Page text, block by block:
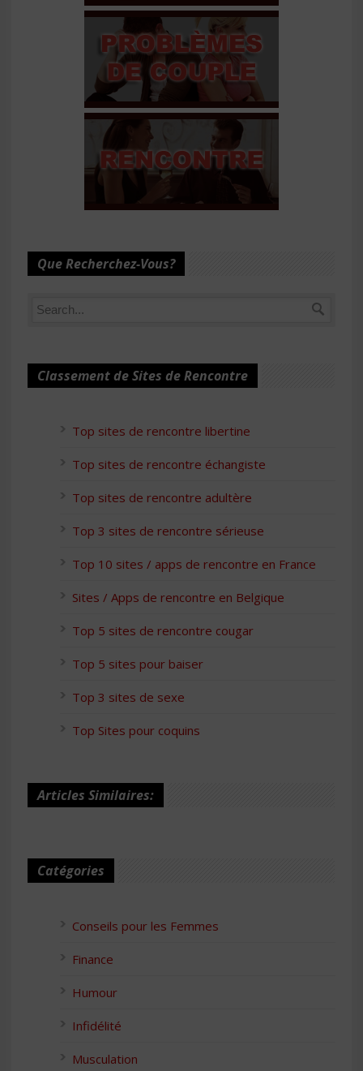
Que Recherchez-Vous?
Classement de Sites de Rencontre
Top sites de rencontre libertine
Top sites de rencontre échangiste
Top sites de rencontre adultère
Top 3 sites de rencontre sérieuse
Top 10 sites / apps de rencontre en France
Sites / Apps de rencontre en Belgique
Top 5 sites de rencontre cougar
Top 5 sites pour baiser
Top 3 sites de sexe
Top Sites pour coquins
Articles Similaires:
Catégories
Conseils pour les Femmes
Finance
Humour
Infidélité
Musculation